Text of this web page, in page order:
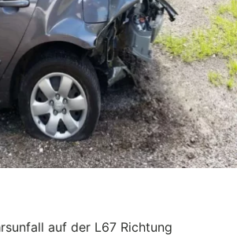
auf der L67 Richtung